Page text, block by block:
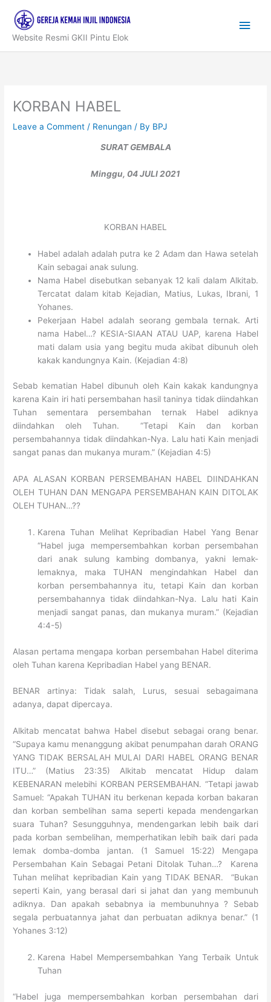
content
Website Resmi GKII Pintu Elok
Main
KORBAN HABEL
Leave a Comment / Renungan / By BPJ
SURAT GEMBALA
Minggu, 04 JULI 2021
KORBAN HABEL
Habel adalah adalah putra ke 2 Adam dan Hawa setelah
Kain sebagai anak sulung.
Nama Habel disebutkan sebanyak 12 kali dalam Alkitab.
Tercatat dalam kitab Kejadian, Matius, Lukas, Ibrani, 1
Yohanes.
Pekerjaan Habel adalah seorang gembala ternak. Arti
nama Habel…? KESIA-SIAAN ATAU UAP, karena Habel
mati dalam usia yang begitu muda akibat dibunuh oleh
kakak kandungnya Kain. (Kejadian 4:8)
Sebab kematian Habel dibunuh oleh Kain kakak kandungnya
karena Kain iri hati persembahan hasil taninya tidak diindahkan
Tuhan sementara persembahan ternak Habel adiknya
diindahkan oleh Tuhan. “Tetapi Kain dan korban
persembahannya tidak diindahkan-Nya. Lalu hati Kain menjadi
sangat panas dan mukanya muram.” (Kejadian 4:5)
APA ALASAN KORBAN PERSEMBAHAN HABEL DIINDAHKAN
OLEH TUHAN DAN MENGAPA PERSEMBAHAN KAIN DITOLAK
OLEH TUHAN…??
Karena Tuhan Melihat Kepribadian Habel Yang Benar
“Habel juga mempersembahkan korban persembahan
dari anak sulung kambing dombanya, yakni lemak-
lemaknya, maka TUHAN mengindahkan Habel dan
korban persembahannya itu, tetapi Kain dan korban
persembahannya tidak diindahkan-Nya. Lalu hati Kain
menjadi sangat panas, dan mukanya muram.” (Kejadian
4:4-5)
Alasan pertama mengapa korban persembahan Habel diterima
oleh Tuhan karena Kepribadian Habel yang BENAR.
BENAR artinya: Tidak salah, Lurus, sesuai sebagaimana
adanya, dapat dipercaya.
Alkitab mencatat bahwa Habel disebut sebagai orang benar.
“Supaya kamu menanggung akibat penumpahan darah ORANG
YANG TIDAK BERSALAH MULAI DARI HABEL ORANG BENAR
ITU…” (Matius 23:35) Alkitab mencatat Hidup dalam
KEBENARAN melebihi KORBAN PERSEMBAHAN. “Tetapi jawab
Samuel: “Apakah TUHAN itu berkenan kepada korban bakaran
dan korban sembelihan sama seperti kepada mendengarkan
suara Tuhan? Sesungguhnya, mendengarkan lebih baik dari
pada korban sembelihan, memperhatikan lebih baik dari pada
lemak domba-domba jantan. (1 Samuel 15:22) Mengapa
Persembahan Kain Sebagai Petani Ditolak Tuhan…? Karena
Tuhan melihat kepribadian Kain yang TIDAK BENAR. “Bukan
seperti Kain, yang berasal dari si jahat dan yang membunuh
adiknya. Dan apakah sebabnya ia membunuhnya ? Sebab
segala perbuatannya jahat dan perbuatan adiknya benar.” (1
Yohanes 3:12)
Karena Habel Mempersembahkan Yang Terbaik Untuk
Tuhan
“Habel juga mempersembahkan korban persembahan dari